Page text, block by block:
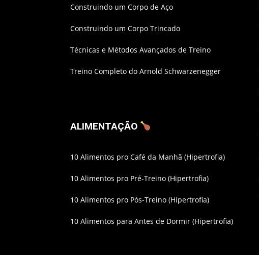
Construindo um Corpo de Aço
Construindo um Corpo Trincado
Técnicas e Métodos Avançados de Treino
Treino Completo do Arnold Schwarzenegger
ALIMENTAÇÃO
10 Alimentos pro Café da Manhã (Hipertrofia)
10 Alimentos pro Pré-Treino (Hipertrofia)
10 Alimentos pro Pós-Treino (Hipertrofia)
10 Alimentos para Antes de Dormir (Hipertrofia)